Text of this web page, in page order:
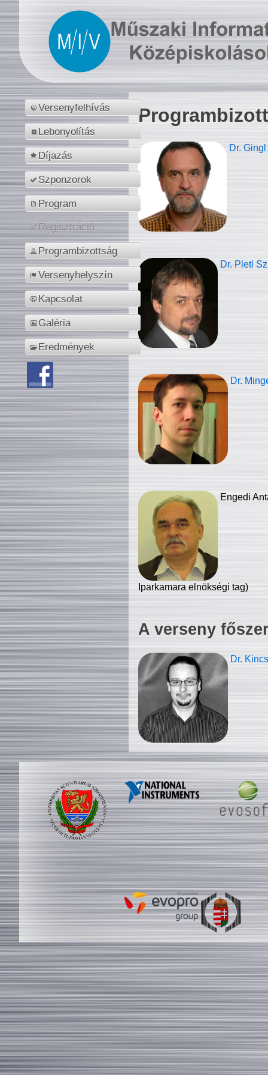
Versenyfelhívás
Lebonyolítás
Díjazás
Szponzorok
Program
Regisztráció
Programbizottság
Versenyhelyszín
Kapcsolat
Galéria
Eredmények
Dr.
Dr. Pletl
Dr.
Engedi
Iparkamara elnökségi tag)
A verseny
Dr.